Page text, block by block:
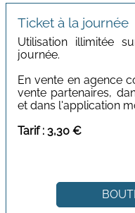
Ticket à la journée
Utilisation illimitée
journée.
En vente en agence
vente partenaires,
et dans l'application
Tarif : 3,30 €